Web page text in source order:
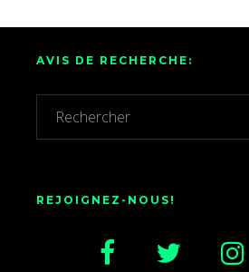
AVIS DE RECHERCHE:
REJOIGNEZ-NOUS!